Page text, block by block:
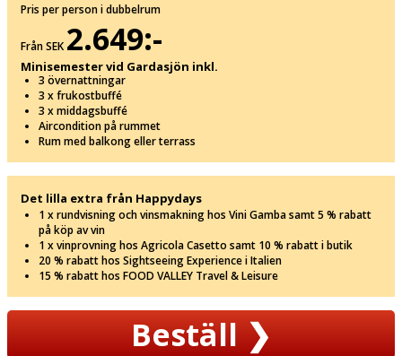
Pris per person i dubbelrum
Från SEK 2.649:-
Minisemester vid Gardasjön inkl.
3 övernattningar
3 x frukostbuffé
3 x middagsbuffé
Aircondition på rummet
Rum med balkong eller terrass
Det lilla extra från Happydays
1 x rundvisning och vinsmakning hos Vini Gamba samt 5 % rabatt
på köp av vin
1 x vinprovning hos Agricola Casetto samt 10 % rabatt i butik
20 % rabatt hos Sightseeing Experience i Italien
15 % rabatt hos FOOD VALLEY Travel & Leisure
Beställ❯